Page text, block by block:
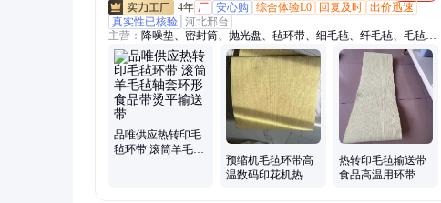
4年 厂 安心购 综合体验L0 回复及时 出价迅速
真实性已核验 河北邢台
主营： 降噪垫、密封筒、抛光盘、毡环带、细毛毡、纤毛毡、毛毡
轮、隔热垫、毛毡包、针刺棉、除尘袋、防寒毡、隔音板、减震带、
预氧丝、滑注油、分切机、主题板、吸音毡、防尘毡、羊毛套、录音
棚、滚筒套、印花机、针扎板
品唯供应热转印毛
毡环带 滚筒羊毛毡
预缩机毛毡环带高
温数码印花机热转
热转印毛毡输送带
食品高温用环带吸